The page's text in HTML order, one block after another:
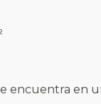
encuentra en